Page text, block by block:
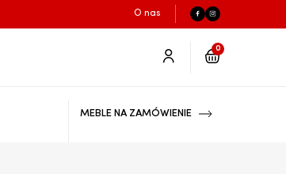
O nas
0
MEBLE NA ZAMÓWIENIE